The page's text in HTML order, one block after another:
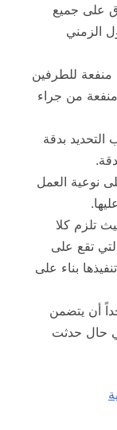
على جميع
الزمني
للطرفين
من جراء
بدقة
نوعية العمل
تلزم كلا
تقع على
بناء على
أن يتضمن
حال حدثت